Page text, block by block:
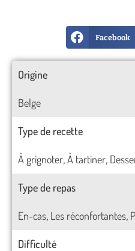
Facebook
Origine
Belge
Type de recette
À grignoter, À tartiner,
Type de repas
En-cas, Les réconfortantes,
Difficulté